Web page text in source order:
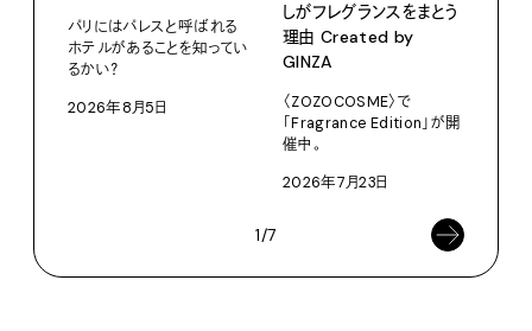
パリにはパレスと呼ばれる
ホテルがあることを知ってい
るかい？
2026年8月5日
しがフレグランスをまとう
理由 Created by
GINZA
〈ZOZOCOSME〉で
「Fragrance Edition」が開
催中。
2026年7月23日
1/7